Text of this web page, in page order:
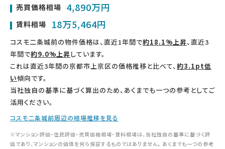
売買価格相場 4,890万円
賃料相場 18万5,464円
コスモ二条城前の物件価格は、直近1年間で約18.1%上昇、直近3
年間で約9.0%上昇しています。
これは直近3年間の京都市上京区の価格推移と比べて、約3.1pt低
い傾向です。
当社独自の基準に基づく算出のため、あくまでも一つの参考としてご
活用ください。
コスモ二条城前周辺の相場推移を見る
※マンション評価・住民評価・売買価格相場・賃料相場は、当社独自の基準に基づく評
価であり、マンションの価値を何ら保証するものではありません。 あくまでも一つの参考